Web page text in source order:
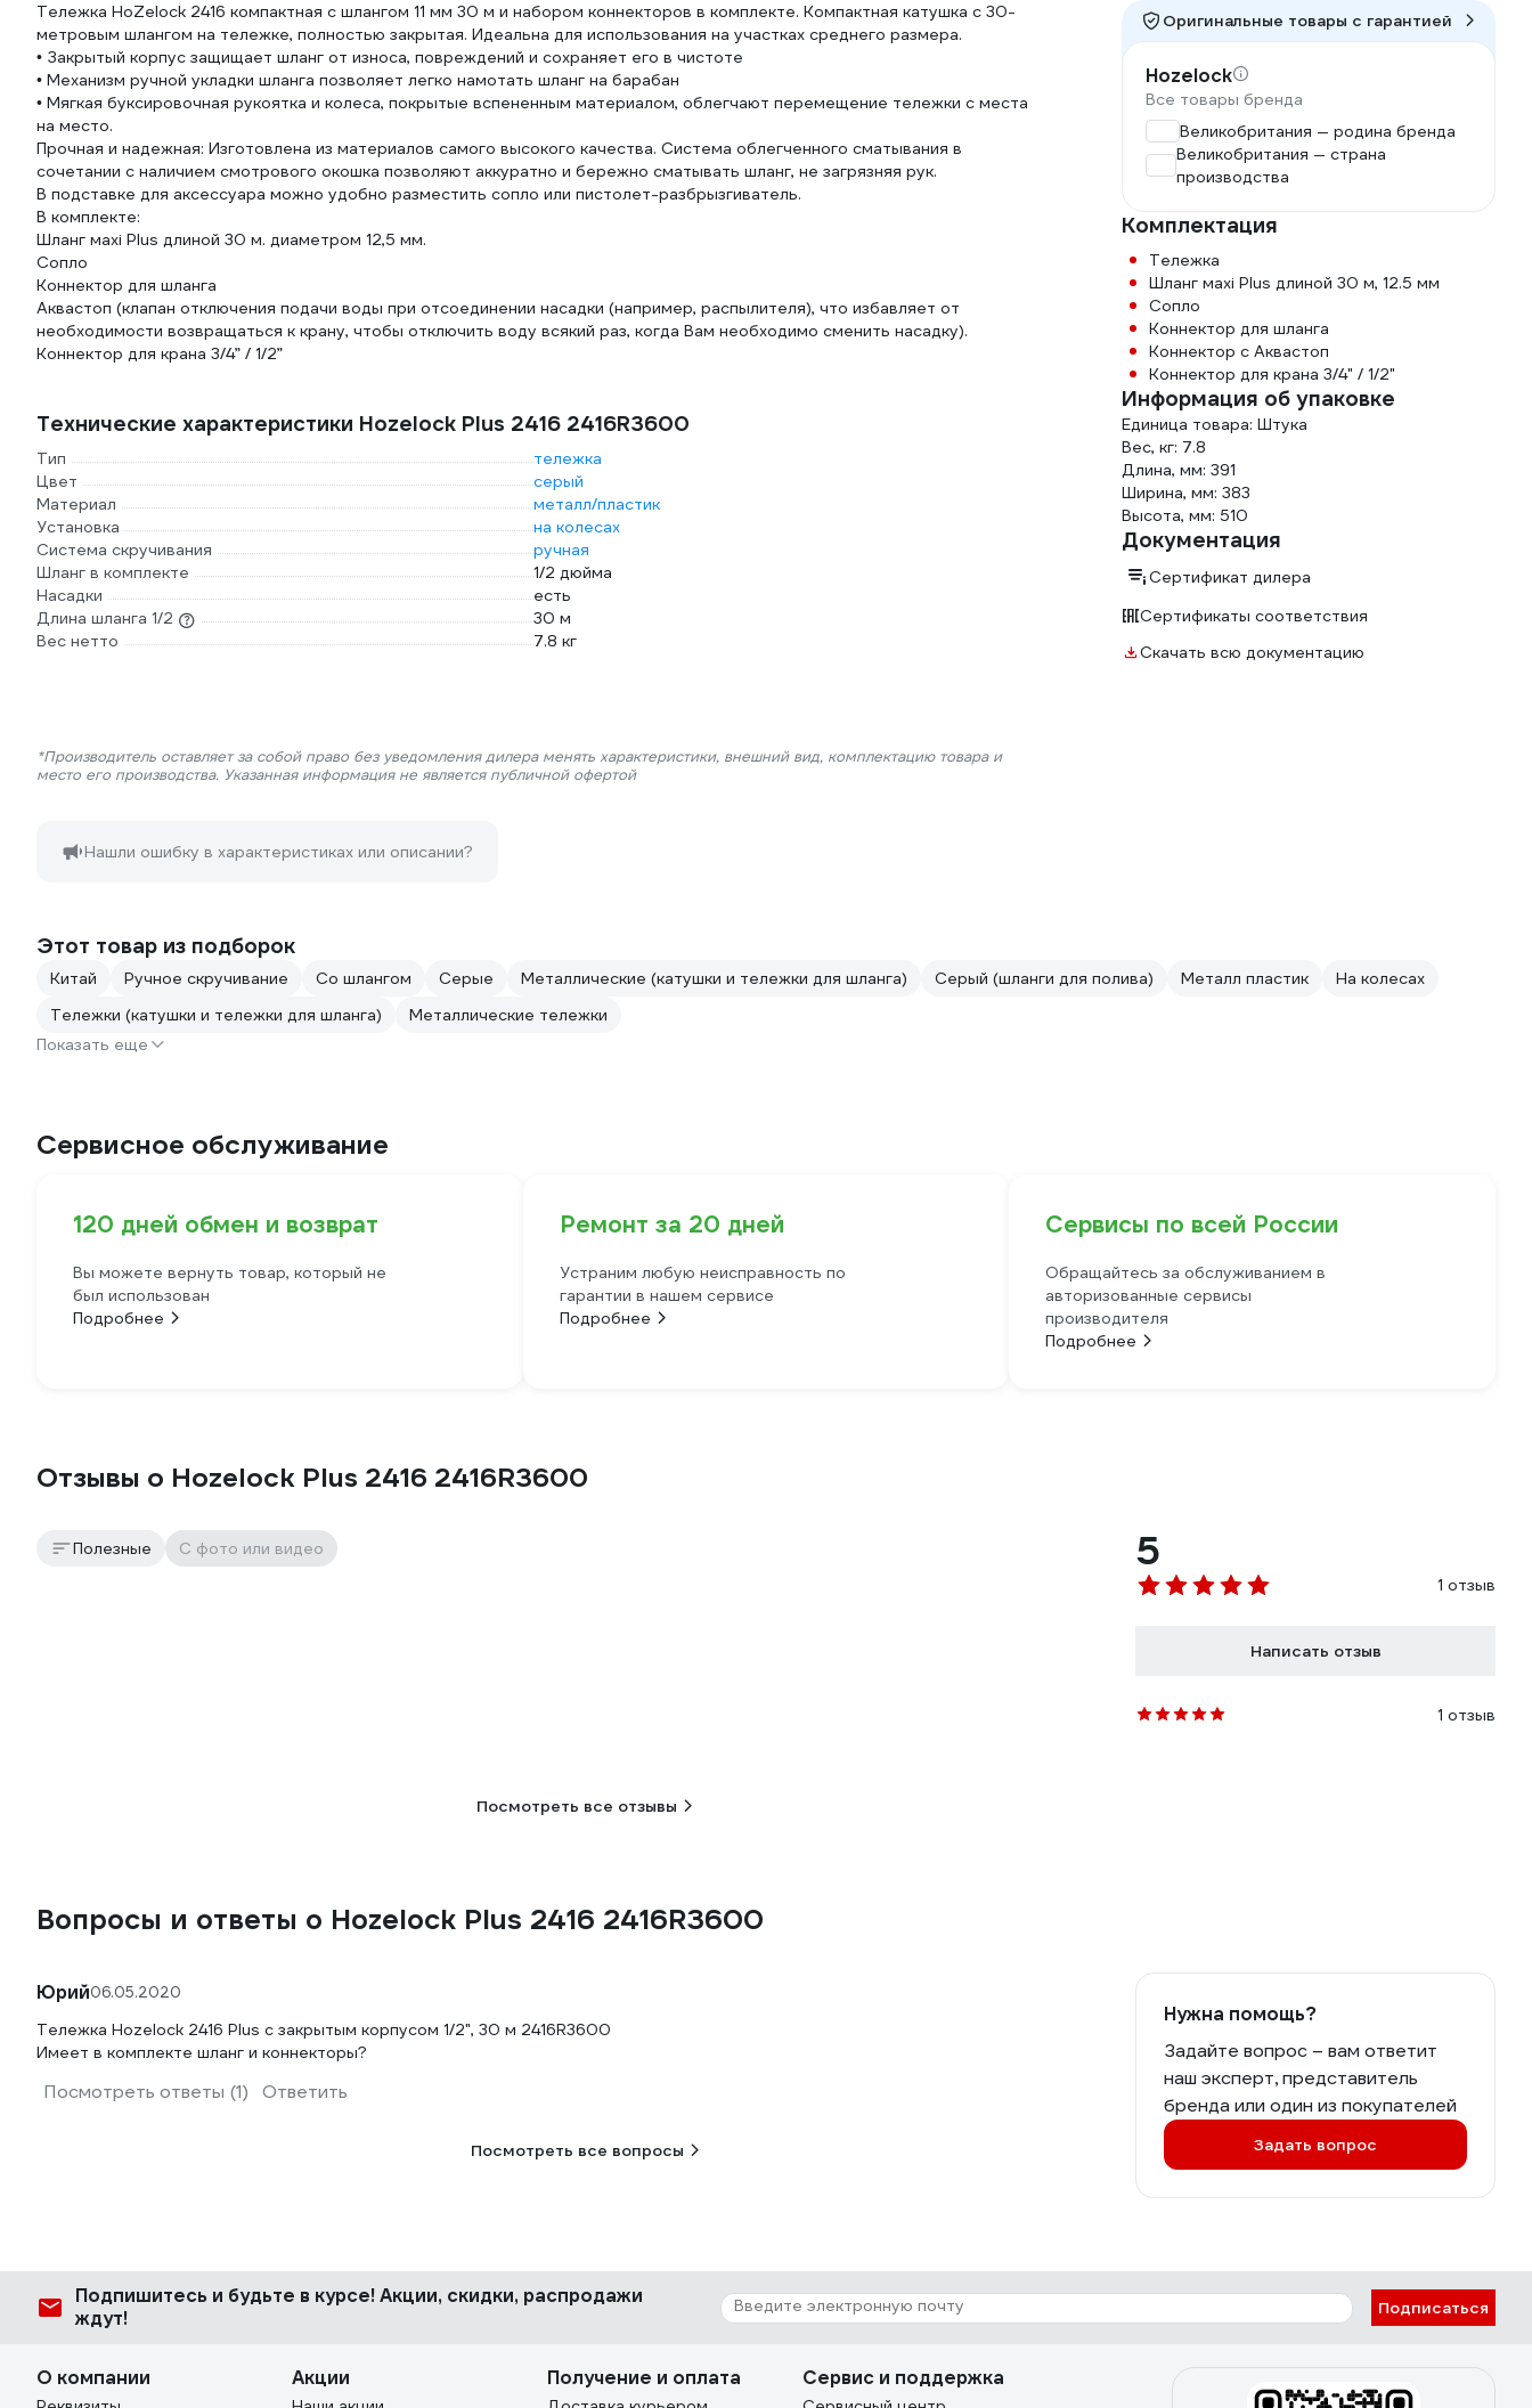
Тележка HoZelock 2416 компактная с шлангом 11 мм 30 м и набором коннекторов в комплекте. Компактная катушка с 30-
метровым шлангом на тележке, полностью закрытая. Идеальна для использования на участках среднего размера.
• Закрытый корпус защищает шланг от износа, повреждений и сохраняет его в чистоте
• Механизм ручной укладки шланга позволяет легко намотать шланг на барабан
• Мягкая буксировочная рукоятка и колеса, покрытые вспененным материалом, облегчают перемещение тележки с места
на место.
Прочная и надежная: Изготовлена из материалов самого высокого качества. Система облегченного сматывания в
сочетании с наличием смотрового окошка позволяют аккуратно и бережно сматывать шланг, не загрязняя рук.
В подставке для аксессуара можно удобно разместить сопло или пистолет-разбрызгиватель.
В комплекте:
Шланг мaxi Plus длиной 30 м. диаметром 12,5 мм.
Сопло
Коннектор для шланга
Аквастоп (клапан отключения подачи воды при отсоединении насадки (например, распылителя), что избавляет от
необходимости возвращаться к крану, чтобы отключить воду всякий раз, когда Вам необходимо сменить насадку).
Коннектор для крана 3/4” / 1/2”
Технические характеристики Hozelock Plus 2416 2416R3600
Тип
тележка
Цвет
серый
Материал
металл/пластик
Установка
на колесах
Система скручивания
ручная
Шланг в комплекте
1/2 дюйма
Насадки
есть
Длина шланга 1/2
30 м
Вес нетто
7.8 кг
*Производитель оставляет за собой право без уведомления дилера менять характеристики, внешний вид, комплектацию товара и
место его производства. Указанная информация не является публичной офертой
Нашли ошибку в характеристиках или описании?
Оригинальные товары c гарантией
Hozelock
Все товары бренда
Великобритания — родина бренда
Великобритания — страна
производства
Комплектация
Тележка
Шланг мaxi Plus длиной 30 м, 12.5 мм
Сопло
Коннектор для шланга
Коннектор с Аквастоп
Коннектор для крана 3/4" / 1/2"
Информация об упаковке
Единица товара: Штука
Вес, кг: 7.8
Длина, мм: 391
Ширина, мм: 383
Высота, мм: 510
Документация
Сертификат дилера
Сертификаты соответствия
Скачать всю документацию
Этот товар из подборок
Китай Ручное скручивание Со шлангом Серые Металлические (катушки и тележки для шланга) Серый (шланги для полива) Металл пластик
На колесах
Тележки (катушки и тележки для шланга)
Металлические тележки
Показать еще
Сервисное обслуживание
120 дней обмен и возврат
Вы можете вернуть товар, который не
был использован
Подробнее
Ремонт за 20 дней
Устраним любую неисправность по
гарантии в нашем сервисе
Подробнее
Сервисы по всей России
Обращайтесь за обслуживанием в
авторизованные сервисы
производителя
Подробнее
Отзывы о Hozelock Plus 2416 2416R3600
5
1 отзыв
Написать отзыв
1 отзыв
Полезные С фото или видео
Посмотреть все отзывы
Вопросы и ответы о Hozelock Plus 2416 2416R3600
Нужна помощь?
Задайте вопрос – вам ответит
наш эксперт, представитель
бренда или один из покупателей
Задать вопрос
Юрий06.05.2020
Тележка Hozelock 2416 Plus с закрытым корпусом 1/2", 30 м 2416R3600
Имеет в комплекте шланг и коннекторы?
Посмотреть ответы (1) Ответить
Посмотреть все вопросы
Подпишитесь и будьте в курсе! Акции, скидки, распродажи
ждут!
Подписаться
О компании Акции Получение и оплата Сервис и поддержка